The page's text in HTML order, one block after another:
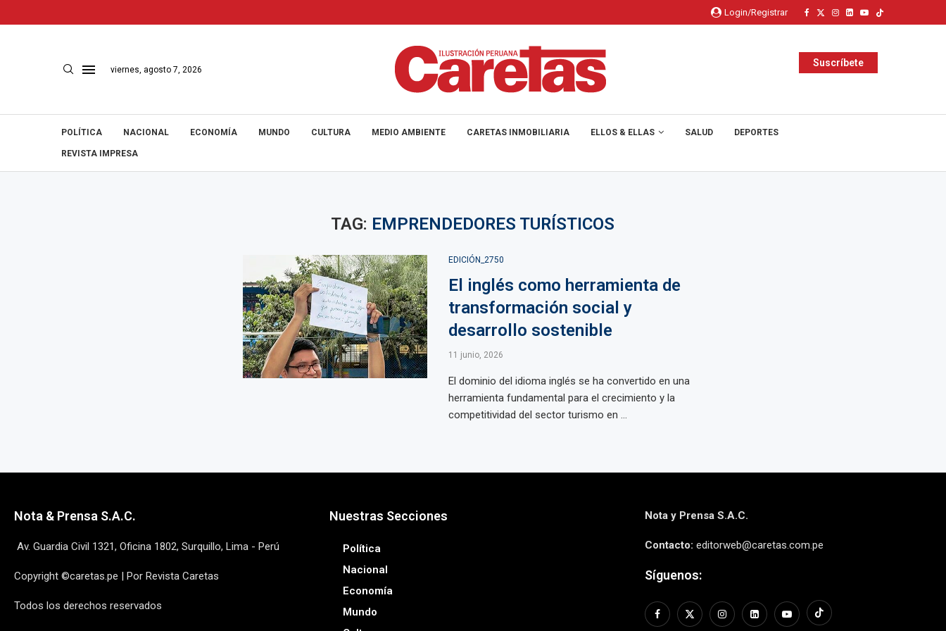
Login/Registrar
viernes, agosto 7, 2026
Suscríbete
POLÍTICA NACIONAL ECONOMÍA MUNDO CULTURA MEDIO AMBIENTE CARETAS INMOBILIARIA ELLOS & ELLAS SALUD DEPORTES
REVISTA IMPRESA
TAG: EMPRENDEDORES TURÍSTICOS
EDICIÓN_2750
El inglés como herramienta de
transformación social y
desarrollo sostenible
11 junio, 2026
El dominio del idioma inglés se ha convertido en una
herramienta fundamental para el crecimiento y la
competitividad del sector turismo en ...
Nota & Prensa S.A.C.
Av. Guardia Civil 1321, Oficina 1802, Surquillo, Lima - Perú
Copyright ©caretas.pe | Por Revista Caretas
Todos los derechos reservados
Nuestras Secciones
Política
Nacional
Economía
Mundo
Nota y Prensa S.A.C.
Contacto: editorweb@caretas.com.pe
Síguenos: